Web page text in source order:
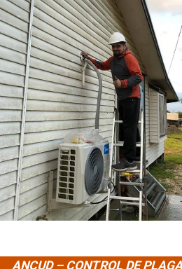
ANCUD – CONTROL DE